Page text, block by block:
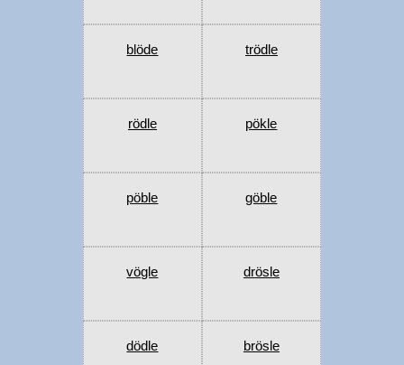
blöde trödle
rödle pökle
pöble göble
vögle drösle
dödle brösle